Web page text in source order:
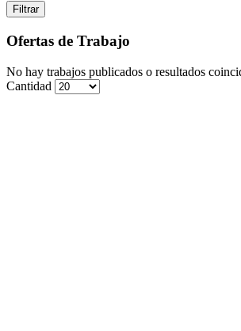
Ofertas de Trabajo
No hay trabajos publicados o resultados
Cantidad